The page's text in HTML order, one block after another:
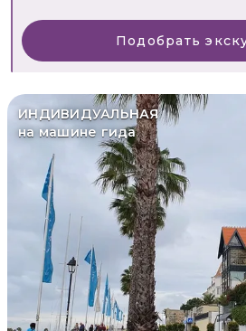
Подобрать
ИНДИВИДУАЛЬНАЯ
на машине гида